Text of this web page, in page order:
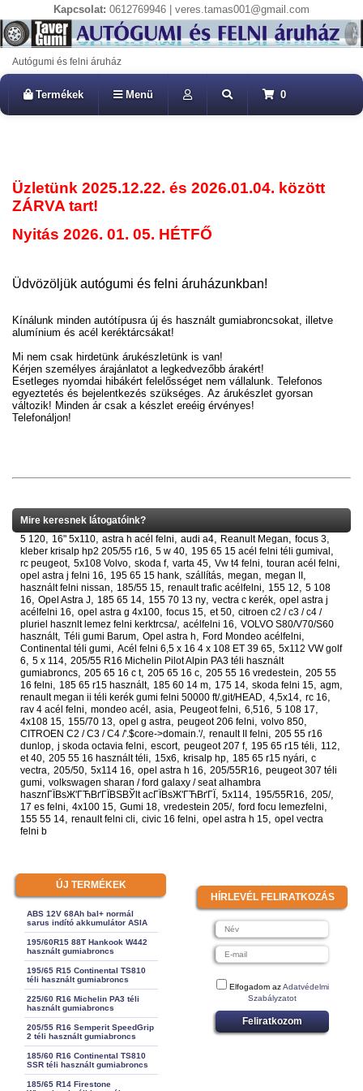
Kapcsolat: 0612769946 | veres.tamas001@gmail.com
Autógumi és felni áruház
Termékek Menü 0
Üzletünk 2025.12.22. és 2026.01.04. között
ZÁRVA tart!
Nyitás 2026. 01. 05. HÉTFŐ
Üdvözöljük autógumi és felni áruházunkban!
Kínálunk minden autótípusra új és használt gumiabroncsokat, illetve
alumínium és acél keréktárcsákat!
Mi nem csak hirdetünk árukészletünk is van!
Kérjen személyes árajánlatot a legkedvezőbb árakért!
Esetleges nyomdai hibákért felelősséget nem vállalunk. Telefonos
egyeztetés és bejelentkezés szükséges. Az árukészlet gyorsan
változik! Minden ár csak a készlet ereéig érvényes!
Telefonáljon!
Mire keresnek látogatóink?
5 120, 16" 5x110, astra h acél felni, audi a4, Reanult Megan, focus 3,
kleber krisalp hp2 205/55 r16, 5 w 40, 195 65 15 acél felni téli gumival ,
rc peugeot, 5x108 Volvo, skoda f, varta 45, Vw t4 felni, touran acél felni,
opel astra j felni 16, 195 65 15 hank, szállítás, megan, megan II ,
használt felni nissan, 185/55 15, renault trafic acélfelni, 155 12, 5 108
16, Opel Astra J, 185 65 14, 155 70 13 ny, vectra c kerék, opel astra j
acélfelni 16, opel astra g 4x100, focus 15, et 50, citroen c2 / c3 / c4 /
pluriel hasznlt lemez felni kerktrcsa/, acélfelni 16, VOLVO S80/V70/S60
használt, Téli gumi Barum, Opel astra h, Ford Mondeo acélfelni,
Continental téli gumi, Acél felni 6,5 x 16 4 x 108 ET 39 65, 5x112 VW golf
6, 5 x 114, 205/55 R16 Michelin Pilot Alpin PA3 téli használt
gumiabroncs, 205 65 16 c t, 205 65 16 c, 205 55 16 vredestein, 205 55
16 felni, 185 65 r15 használt, 185 60 14 m, 175 14, skoda felni 15, agm,
renault megan ii téli kerék gumi felni 50000 ft/.git/HEAD, 4,5x14, rc 16,
rav 4 acél felni, mondeo acél , asia, Peugeot felni, 6,516, 5 108 17,
4x108 15, 155/70 13, opel g astra, peugeot 206 felni, volvo 850,
CITROEN C2 / C3 / C4 /'.$core->domain.'/, renault II felni, 205 55 r16
dunlop, j skoda octavia felni, escort, peugeot 207 f, 195 65 r15 téli, 112,
et 40, 205 55 16 használt téli, 15x6, krisalp hp, 185 65 r15 nyári, c
vectra, 205/50, 5x114 16, opel astra h 16, 205/55R16, peugeot 307 téli
gumi, volkswagen sharan / ford galaxy / seat alhambra
hasznГЇВѕЖ'ГЋВґГЇВЅВЎlt acГЇВѕЖ'ГЋВґГЇ , 5x114, 195/55R16, 205/,
17 es felni, 4x100 15, Gumi 18, vredestein 205/, ford focu lemezfelni,
155 55 14, renault felni cli, civic 16 felni, opel astra h 15, opel vectra
felni b
ÚJ TERMÉKEK
ABS 12V 68Ah bal+ normál
sarus indító akkumulátor ASIA
195/60R15 88T Hankook W442
használt gumiabroncs
195/65 R15 Continental TS810
téli használt gumiabroncs
225/60 R16 Michelin PA3 téli
használt gumiabroncs
205/55 R16 Semperit SpeedGrip
2 téli használt gumiabroncs
185/60 R16 Continental TS810
SSR téli használt gumiabroncs
185/65 R14 Firestone
HÍRLEVÉL FELIRATKOZÁS
Elfogadom azAdatvédelmi
Szabályzatot
Feliratkozom